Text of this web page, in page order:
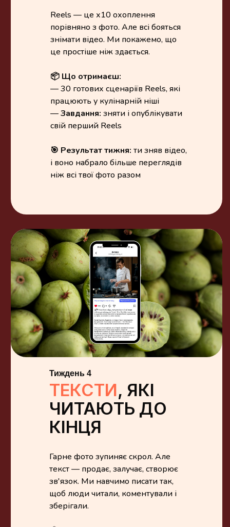
Reels — це х10 охоплення
порівняно з фото. Але всі бояться
знімати відео. Ми покажемо, що
це простіше ніж здається.
📦 Що отримаєш:
— 30 готових сценаріїв Reels, які
працюють у кулінарній ніші
—Завдання: зняти і опублікувати
свій перший Reels
🎯 Результат тижня: ти зняв відео,
і воно набрало більше переглядів
ніж всі твої фото разом
Тиждень 4
Гарне фото зупиняє скрол. Але
текст — продає, залучає, створює
зв'язок. Ми навчимо писати так,
щоб люди читали, коментували і
зберігали.
ТЕКСТИ, ЯКІ
ЧИТАЮТЬ ДО
КІНЦЯ